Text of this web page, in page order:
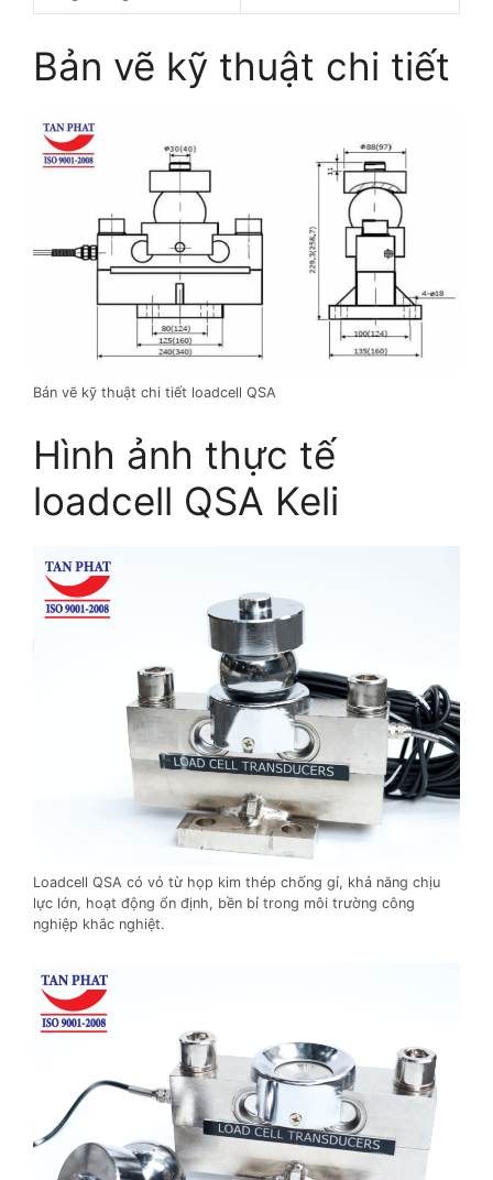
Bản vẽ kỹ thuật chi tiết
Bản vẽ kỹ thuật chi tiết loadcell QSA
Hình ảnh thực tế
loadcell QSA Keli
Loadcell QSA có vỏ từ họp kim thép chống gỉ, khả năng chịu
lực lớn, hoạt động ổn định, bền bỉ trong môi trường công
nghiệp khắc nghiệt.